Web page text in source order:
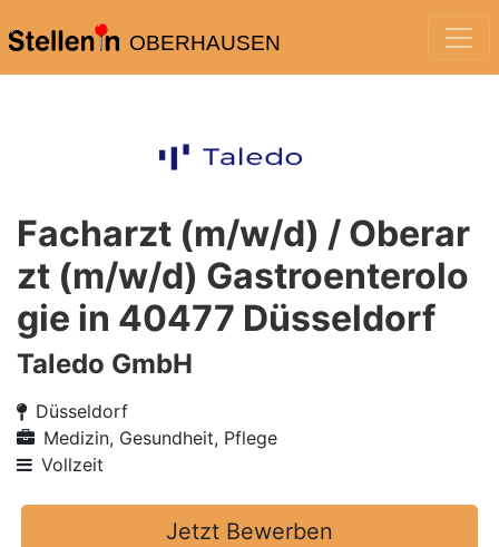
OBERHAUSEN
Facharzt (m/w/d) / Oberar
zt (m/w/d) Gastroenterolo
gie in 40477 Düsseldorf
Taledo GmbH
Düsseldorf
Medizin, Gesundheit, Pflege
Vollzeit
Jetzt Bewerben